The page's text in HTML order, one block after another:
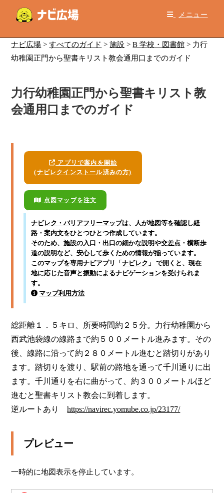
メニュー
ナビ広場 >すべてのガイド >施設 >B 学校・図書館 > 力行
幼稚園正門から聖書キリスト教会通用口までのガイド
力行幼稚園正門から聖書キリスト教
会通用口までのガイド
アプリで案内を開始
(ナビレクインストール済みの方)
点図マップを注文
ナビレク・バリアフリーマップは、人が地図等を確認し経
路・案内文をひとつひとつ作成しています。
そのため、施設の入口・出口の細かな説明や交差点・横断歩
道の説明など、安心して歩くための情報が揃っています。
このマップを専用ナビアプリ「ナビレク 」 で開くと、現在
地に応じた音声と振動によるナビゲーションを受けられま
す。
マップ利用方法
総距離１．５キロ、所要時間約２５分。力行幼稚園から
西武池袋線の線路まで約５００メートル進みます。その
後、線路に沿って約２８０メートル進むと踏切りがあり
ます。踏切りを渡り、駅前の路地を通って千川通りに出
ます。千川通りを右に曲がって、約３００メートルほど
進むと聖書キリスト教会に到着します。
逆ルートあり https://navirec.yomube.co.jp/23177/
プレビュー
一時的に地図表示を停止しています。